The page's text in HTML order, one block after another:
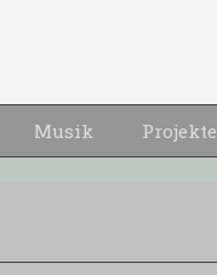
Musik Projekte